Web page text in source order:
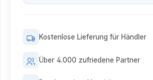
Kostenlose Lieferung für Händler
Über 4.000 zufriedene Partner